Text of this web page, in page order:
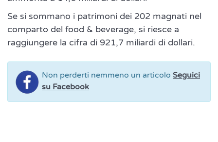
Se si sommano i patrimoni dei 202 magnati nel
comparto del food & beverage, si riesce a
raggiungere la cifra di 921,7 miliardi di dollari.
Non perderti nemmeno un articolo Seguici
su Facebook